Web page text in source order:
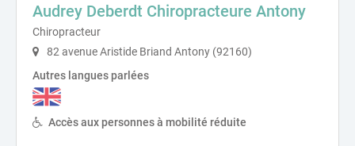
Audrey Deberdt Chiropracteure Antony
Chiropracteur
82 avenue Aristide Briand Antony (92160)
Autres langues parlées
Accès aux personnes à mobilité réduite